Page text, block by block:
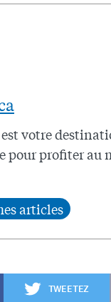
votre
pour profiter au
TWEETEZ